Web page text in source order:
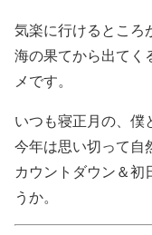
気楽に行けるところ
海の果てから出てく
メです。
いつも寝正月の、僕
今年は思い切って自
カウントダウン＆初
うか。